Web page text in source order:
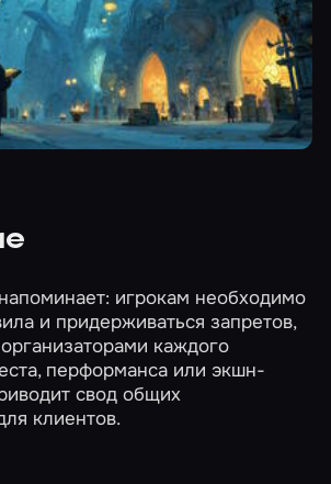
игрокам необходимо
и придерживаться запретов,
каждого
перформанса или экшн-
свод общих
клиентов.